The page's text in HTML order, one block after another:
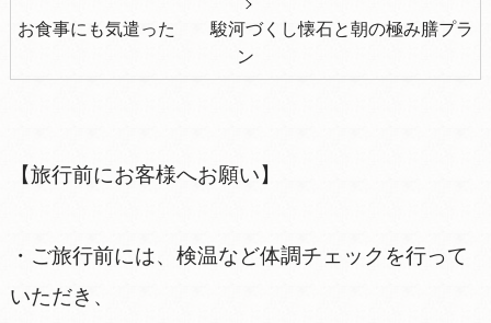
お食事にも気遣った 駿河づくし懐石と朝の極み膳プラ
ン
【旅行前にお客様へお願い】
・ご旅行前には、検温など体調チェックを行って
いただき、